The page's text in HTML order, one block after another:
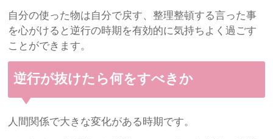
自分の使った物は自分で戻す、整理整頓する言った事
を心がけると逆行の時期を有効的に気持ちよく過ごす
ことができます。
逆行が抜けたら何をすべきか
人間関係で大きな変化がある時期です。